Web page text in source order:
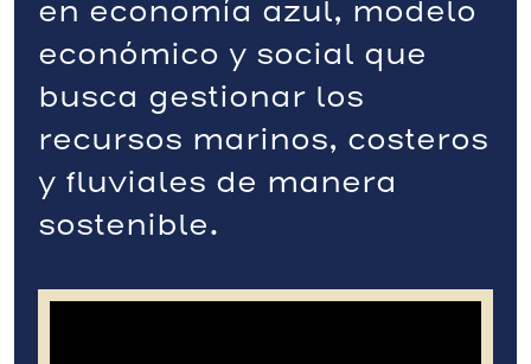
económico y social que
busca gestionar los
recursos marinos, costeros
y fluviales de manera
sostenible.